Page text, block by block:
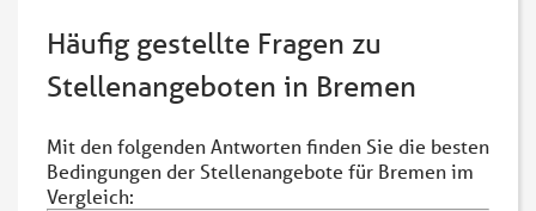
Häufig gestellte Fragen zu
Stellenangeboten in Bremen
Mit den folgenden Antworten finden Sie die besten
Bedingungen der Stellenangebote für Bremen im
Vergleich: